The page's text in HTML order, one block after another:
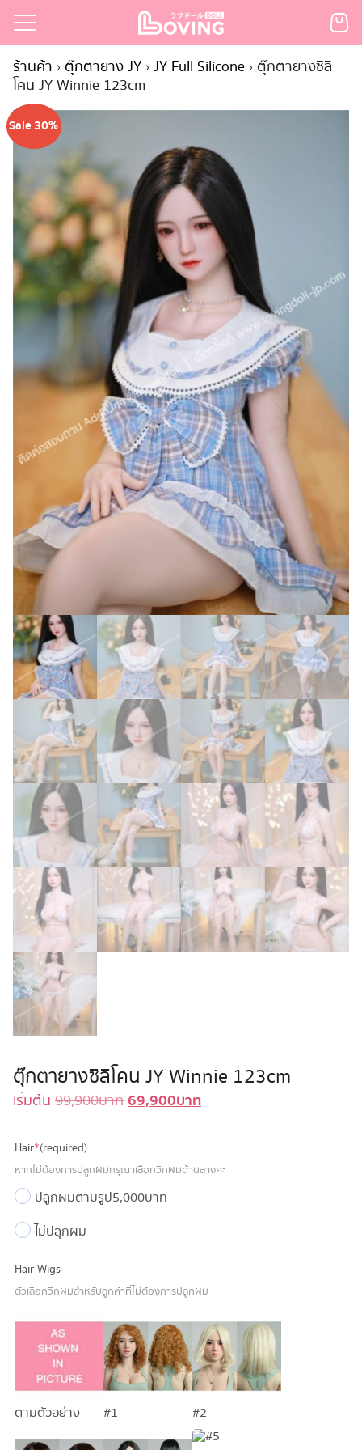
Skip
content
ก
ามแบรนด์
สั่งซื้อ
ะเงิน
ค้า
for:
ร้านค้า › ตุ๊กตายาง JY › JY Full Silicone › ตุ๊กตายางซิลิ
โคน JY Winnie 123cm
Sale 30%
ตุ๊กตายางซิลิโคน JY Winnie 123cm
เริ่มต้น 99,900บาท Original
99,900 บาท.
69,900บาทCurrent
69,900 บาท.
Hair*(required)
หากไม่ต้องการปลูกผมกรุณาเลือกวิกผมด้านล่างค่ะ
ปลูกผมตามรูป5,000 บาท
ไม่ปลุกผม
Hair Wigs
ตัวเลือกวิกผมสำหรับลูกค้าที่ไม่ต้องการปลูกผม
ตามตัวอย่าง #1 #2